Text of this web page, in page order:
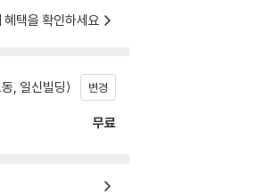
택을 확인하세요
, 일신빌딩) 변경
무료